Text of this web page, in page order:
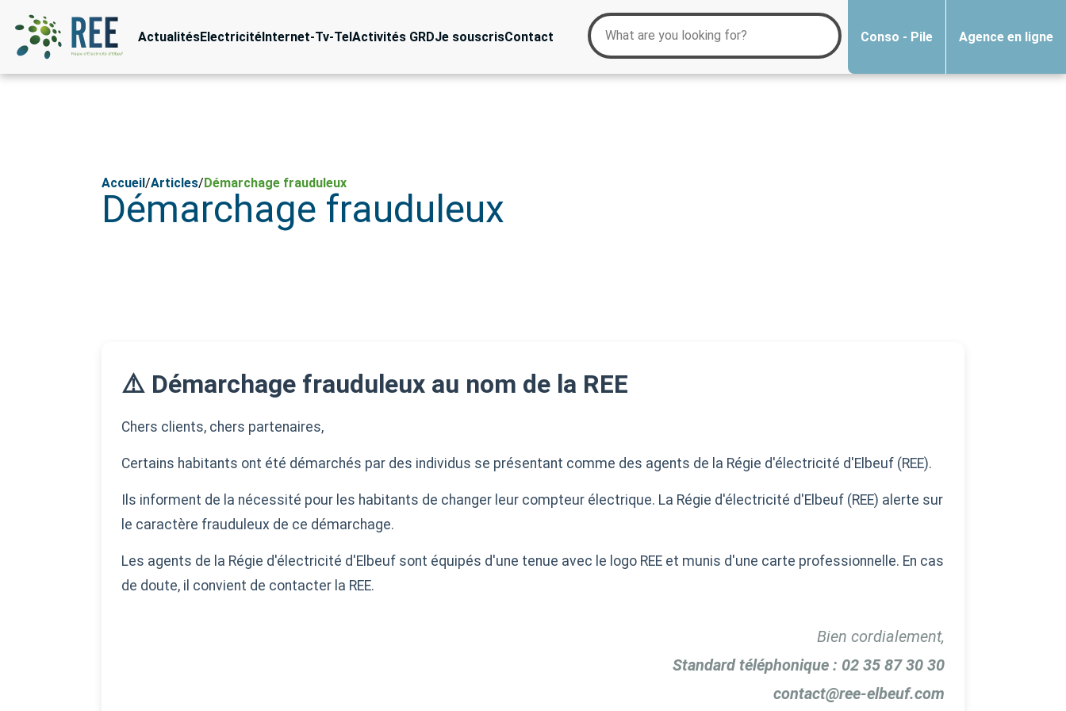
ActualitésElectricitéInternet-Tv-TelActivités GRDJe souscrisContact Conso - Pile Agence en ligne
Accueil/Articles/Démarchage frauduleux
Démarchage frauduleux
⚠️ Démarchage frauduleux au nom de la REE
Chers clients, chers partenaires,
Certains habitants ont été démarchés par des individus se présentant comme des agents de la Régie d'électricité d'Elbeuf (REE).
Ils informent de la nécessité pour les habitants de changer leur compteur électrique. La Régie d'électricité d'Elbeuf (REE) alerte sur
le caractère frauduleux de ce démarchage.
Les agents de la Régie d'électricité d'Elbeuf sont équipés d'une tenue avec le logo REE et munis d'une carte professionnelle. En cas
de doute, il convient de contacter la REE.
Bien cordialement,
Standard téléphonique : 02 35 87 30 30
contact@ree-elbeuf.com